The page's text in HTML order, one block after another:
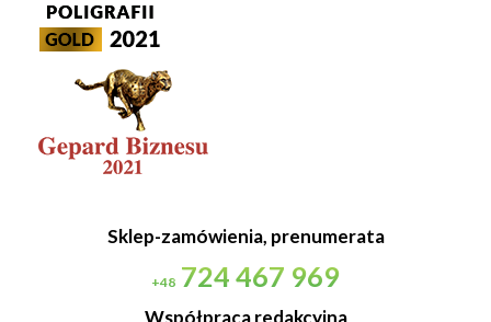
Sklep-zamówienia, prenumerata
+48 724 467 969
Współpraca redakcyjna